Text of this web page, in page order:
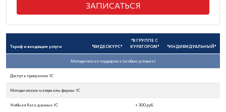
ЗАПИСАТЬСЯ
Тариф и входящие услуги "ВИДЕОКУРС"
"В ГРУППЕ С
КУРАТОРОМ"
"ИНДИВИДУАЛЬНЫЙ"
Методическая поддержка (особые условия)
Доступ к программе 1С
Методические материалы фирмы 1С
Учебная база данных 1С + 300 руб.